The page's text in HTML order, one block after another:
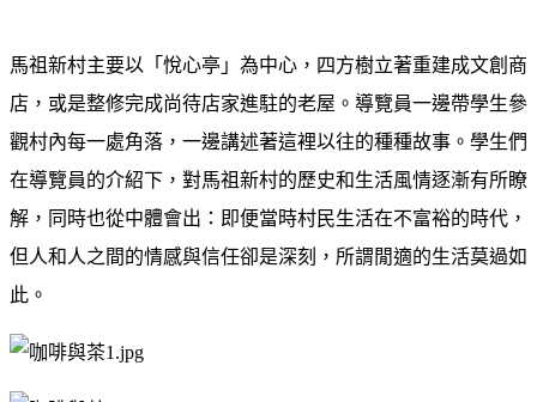
馬祖新村主要以「悅心亭」為中心，四方樹立著重建成文創商
店，或是整修完成尚待店家進駐的老屋。導覽員一邊帶學生參
觀村內每一處角落，一邊講述著這裡以往的種種故事。學生們
在導覽員的介紹下，對馬祖新村的歷史和生活風情逐漸有所瞭
解，同時也從中體會出：即便當時村民生活在不富裕的時代，
但人和人之間的情感與信任卻是深刻，所謂閒適的生活莫過如
此。